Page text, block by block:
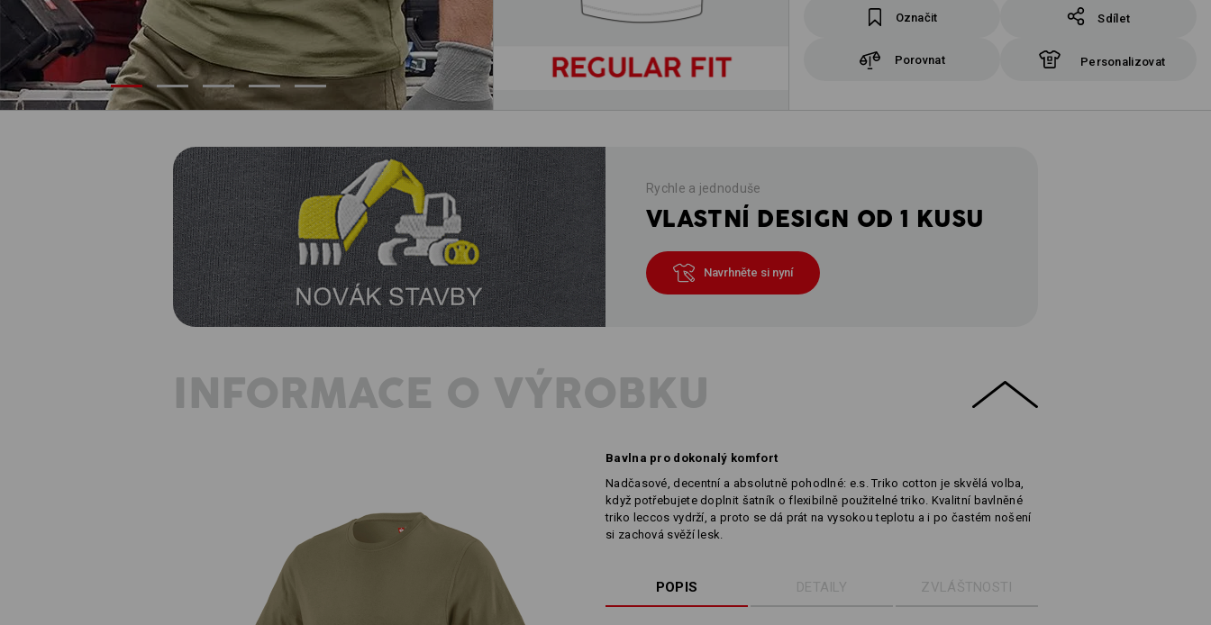
Označit Sdílet
Porovnat Personalizovat
Rychle a jednoduše
VLASTNÍ DESIGN OD 1 KUSU
Navrhněte si nyní
INFORMACE O VÝROBKU
Bavlna pro dokonalý komfort
Nadčasové, decentní a absolutně pohodlné: e.s. Triko cotton je skvělá volba,
když potřebujete doplnit šatník o flexibilně použitelné triko. Kvalitní bavlněné
triko leccos vydrží, a proto se dá prát na vysokou teplotu a i po častém nošení
si zachová svěží lesk.
POPIS DETAILY ZVLÁŠTNOSTI